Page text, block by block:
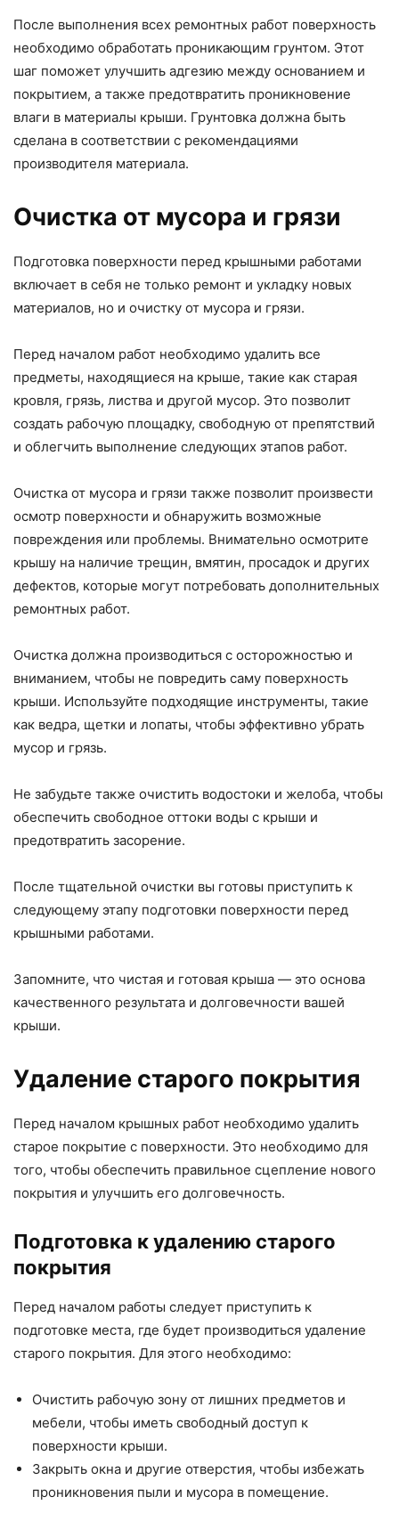
После выполнения всех ремонтных работ поверхность
необходимо обработать проникающим грунтом. Этот
шаг поможет улучшить адгезию между основанием и
покрытием, а также предотвратить проникновение
влаги в материалы крыши. Грунтовка должна быть
сделана в соответствии с рекомендациями
производителя материала.
Очистка от мусора и грязи
Подготовка поверхности перед крышными работами
включает в себя не только ремонт и укладку новых
материалов, но и очистку от мусора и грязи.
Перед началом работ необходимо удалить все
предметы, находящиеся на крыше, такие как старая
кровля, грязь, листва и другой мусор. Это позволит
создать рабочую площадку, свободную от препятствий
и облегчить выполнение следующих этапов работ.
Очистка от мусора и грязи также позволит произвести
осмотр поверхности и обнаружить возможные
повреждения или проблемы. Внимательно осмотрите
крышу на наличие трещин, вмятин, просадок и других
дефектов, которые могут потребовать дополнительных
ремонтных работ.
Очистка должна производиться с осторожностью и
вниманием, чтобы не повредить саму поверхность
крыши. Используйте подходящие инструменты, такие
как ведра, щетки и лопаты, чтобы эффективно убрать
мусор и грязь.
Не забудьте также очистить водостоки и желоба, чтобы
обеспечить свободное оттоки воды с крыши и
предотвратить засорение.
После тщательной очистки вы готовы приступить к
следующему этапу подготовки поверхности перед
крышными работами.
Запомните, что чистая и готовая крыша — это основа
качественного результата и долговечности вашей
крыши.
Удаление старого покрытия
Перед началом крышных работ необходимо удалить
старое покрытие с поверхности. Это необходимо для
того, чтобы обеспечить правильное сцепление нового
покрытия и улучшить его долговечность.
Подготовка к удалению старого
покрытия
Перед началом работы следует приступить к
подготовке места, где будет производиться удаление
старого покрытия. Для этого необходимо:
Очистить рабочую зону от лишних предметов и
мебели, чтобы иметь свободный доступ к
поверхности крыши.
Закрыть окна и другие отверстия, чтобы избежать
проникновения пыли и мусора в помещение.